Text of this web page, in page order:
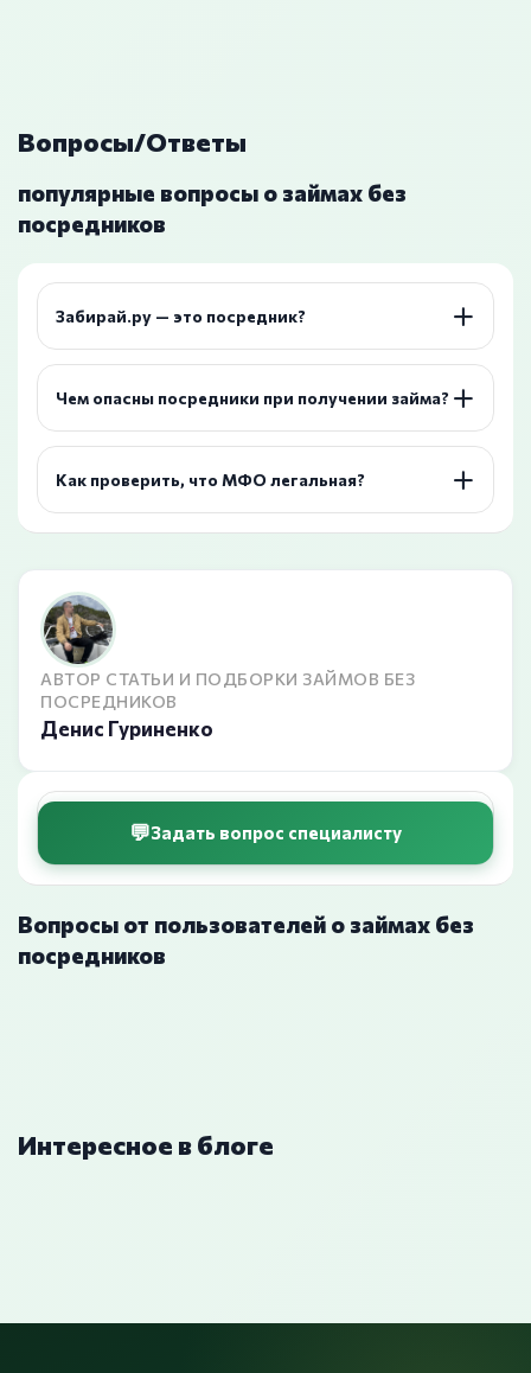
Вопросы/Ответы
популярные вопросы о займах без
посредников
Забирай.ру — это посредник?
Чем опасны посредники при получении займа?
Как проверить, что МФО легальная?
АВТОР СТАТЬИ И ПОДБОРКИ ЗАЙМОВ БЕЗ
ПОСРЕДНИКОВ
Денис Гуриненко
Задать вопрос специалисту
Вопросы от пользователей о займах без
посредников
Интересное в блоге